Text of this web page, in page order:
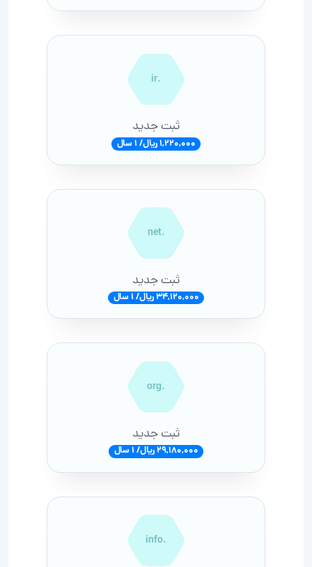
.ir
ثبت جدید
1,220,000 ریال/ 1 سال
.net
ثبت جدید
34,120,000 ریال/ 1 سال
.org
ثبت جدید
29,180,000 ریال/ 1 سال
.info